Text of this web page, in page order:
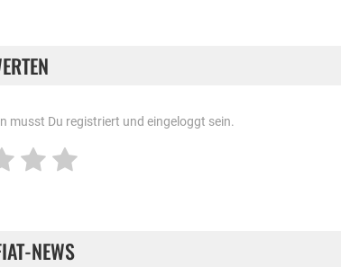
musst Du registriert und eingeloggt sein.
NEWS